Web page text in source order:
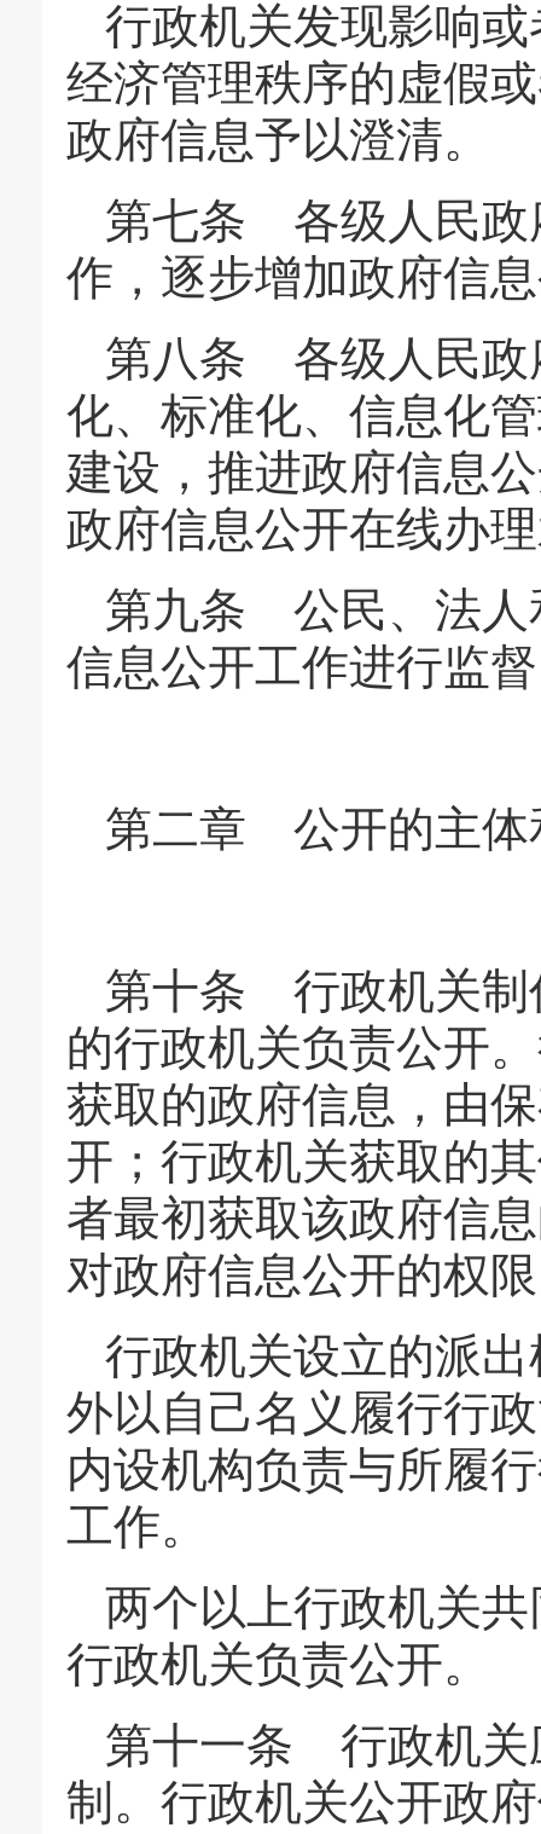
行政机关发现影响
经济管理秩序的虚假
政府信息予以澄清。
第七条 各级人民政
作，逐步增加政府信
第八条 各级人民政
化、标准化、信息化
建设，推进政府信息
政府信息公开在线办
第九条 公民、法人
信息公开工作进行监
第二章 公开的主体
第十条 行政机关制
的行政机关负责公开
获取的政府信息，由
开；行政机关获取的
者最初获取该政府信
对政府信息公开的权
行政机关设立的派
外以自己名义履行行
内设机构负责与所履
工作。
两个以上行政机关
行政机关负责公开。
第十一条 行政机关
制。行政机关公开政